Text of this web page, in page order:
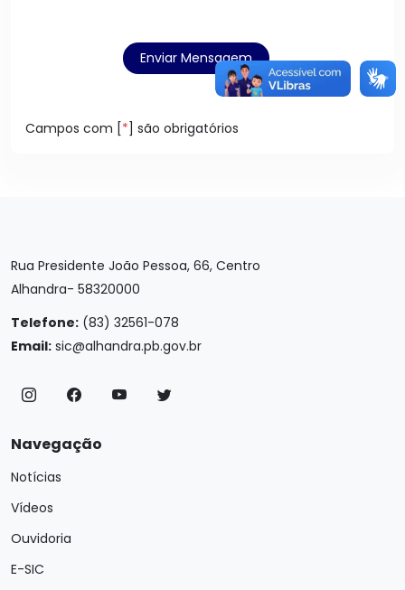
Enviar Mensagem
Campos com [*] são obrigatórios
Rua Presidente João Pessoa, 66, Centro
Alhandra- 58320000
Telefone: (83) 32561-078
Email: sic@alhandra.pb.gov.br
Navegação
Notícias
Vídeos
Ouvidoria
E-SIC